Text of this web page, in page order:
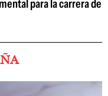
para la carrera de